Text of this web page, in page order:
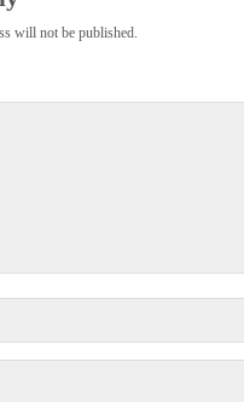
will not be published.